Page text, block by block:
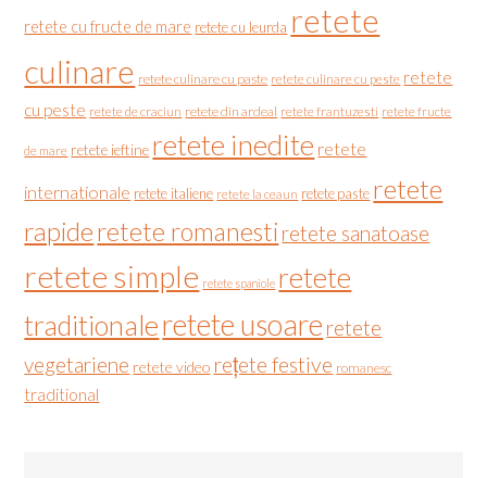
retete cu fructe de mare retete cu leurda retete
culinare retete culinare cu paste retete culinare cu peste retete
cu peste retete de craciun retete din ardeal retete frantuzesti retete fructe
de mare retete ieftine retete inedite retete
internationale retete italiene retete la ceaun retete paste retete
rapideretete romanesti retete sanatoase
retete simple retete spaniole retete
traditionaleretete usoare retete
vegetariene retete video rețete festive romanesc
traditional